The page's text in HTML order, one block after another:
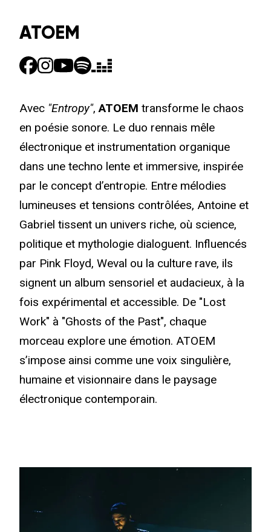
ATOEM
Avec "Entropy",ATOEM transforme le chaos
en poésie sonore. Le duo rennais mêle
électronique et instrumentation organique
dans une techno lente et immersive, inspirée
par le concept d’entropie. Entre mélodies
lumineuses et tensions contrôlées, Antoine et
Gabriel tissent un univers riche, où science,
politique et mythologie dialoguent. Influencés
par Pink Floyd, Weval ou la culture rave, ils
signent un album sensoriel et audacieux, à la
fois expérimental et accessible. De "Lost
Work" à "Ghosts of the Past", chaque
morceau explore une émotion. ATOEM
s’impose ainsi comme une voix singulière,
humaine et visionnaire dans le paysage
électronique contemporain.